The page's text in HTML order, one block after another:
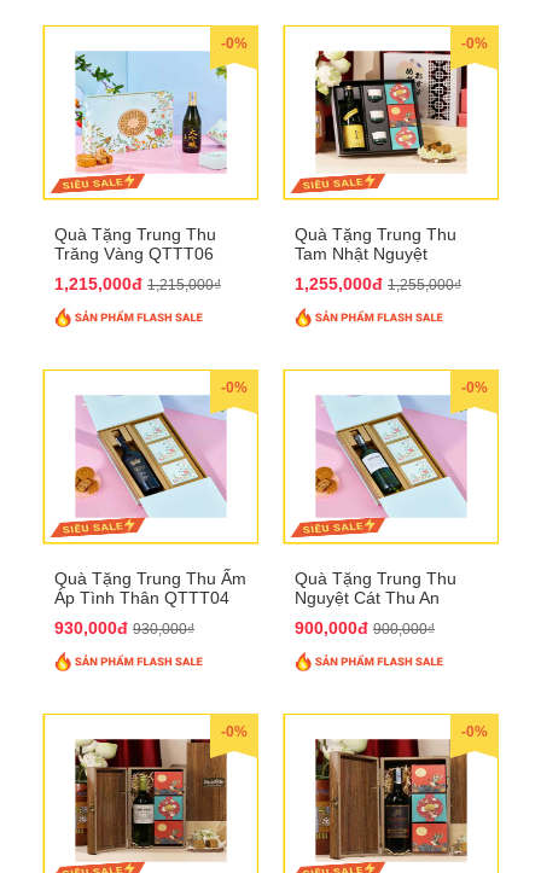
-0%
Quà Tặng Trung Thu
Trăng Vàng QTTT06
1,215,000đ 1,215,000₫
-0%
Quà Tặng Trung Thu
Tam Nhật Nguyệt
1,255,000đ 1,255,000₫
-0%
Quà Tặng Trung Thu Ấm
Áp Tình Thân QTTT04
930,000đ 930,000₫
-0%
Quà Tặng Trung Thu
Nguyệt Cát Thu An
900,000đ 900,000₫
-0% -0%